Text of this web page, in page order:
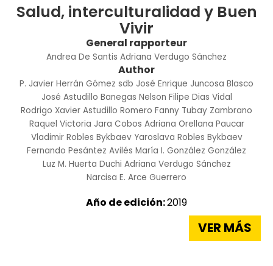
Salud, interculturalidad y Buen
Vivir
General rapporteur
Andrea De Santis Adriana Verdugo Sánchez
Author
P. Javier Herrán Gómez sdb José Enrique Juncosa Blasco
José Astudillo Banegas Nelson Filipe Dias Vidal
Rodrigo Xavier Astudillo Romero Fanny Tubay Zambrano
Raquel Victoria Jara Cobos Adriana Orellana Paucar
Vladimir Robles Bykbaev Yaroslava Robles Bykbaev
Fernando Pesántez Avilés María I. González González
Luz M. Huerta Duchi Adriana Verdugo Sánchez
Narcisa E. Arce Guerrero
Año de edición:2019
VER MÁS